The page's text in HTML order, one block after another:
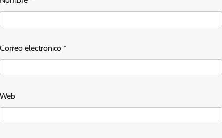
Correo electrónico *
Web